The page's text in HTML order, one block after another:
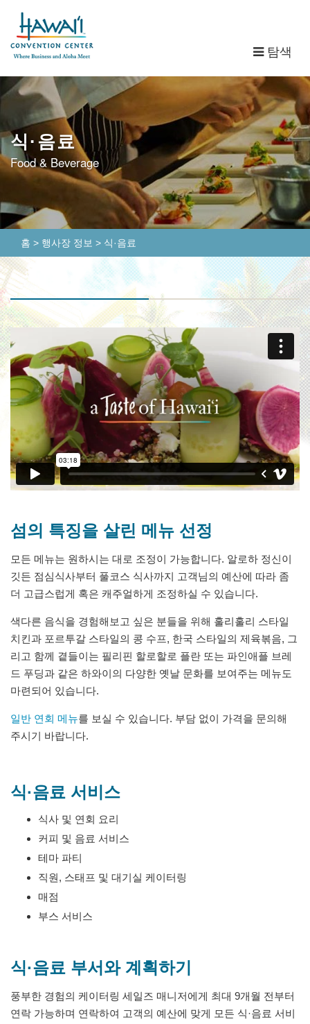
탐탐색
식·음료
Food & Beverage
홈 > 행사장 정보 > 식·음료
섬의 특징을 살린 메뉴 선정
모든 메뉴는 원하시는 대로 조정이 가능합니다. 알로하 정신이
깃든 점심식사부터 풀코스 식사까지 고객님의 예산에 따라 좀
더 고급스럽게 혹은 캐주얼하게 조정하실 수 있습니다.
색다른 음식을 경험해보고 싶은 분들을 위해 훌리훌리 스타일
치킨과 포르투갈 스타일의 콩 수프, 한국 스타일의 제육볶음, 그
리고 함께 곁들이는 필리핀 할로할로 플란 또는 파인애플 브레
드 푸딩과 같은 하와이의 다양한 옛날 문화를 보여주는 메뉴도
마련되어 있습니다.
일반 연회 메뉴를 보실 수 있습니다. 부담 없이 가격을 문의해
주시기 바랍니다.
식·음료 서비스
식사 및 연회 요리
커피 및 음료 서비스
테마 파티
직원, 스태프 및 대기실 케이터링
매점
부스 서비스
식·음료 부서와 계획하기
풍부한 경험의 케이터링 세일즈 매니저에게 최대 9개월 전부터
연락 가능하며 연락하여 고객의 예산에 맞게 모든 식·음료 서비